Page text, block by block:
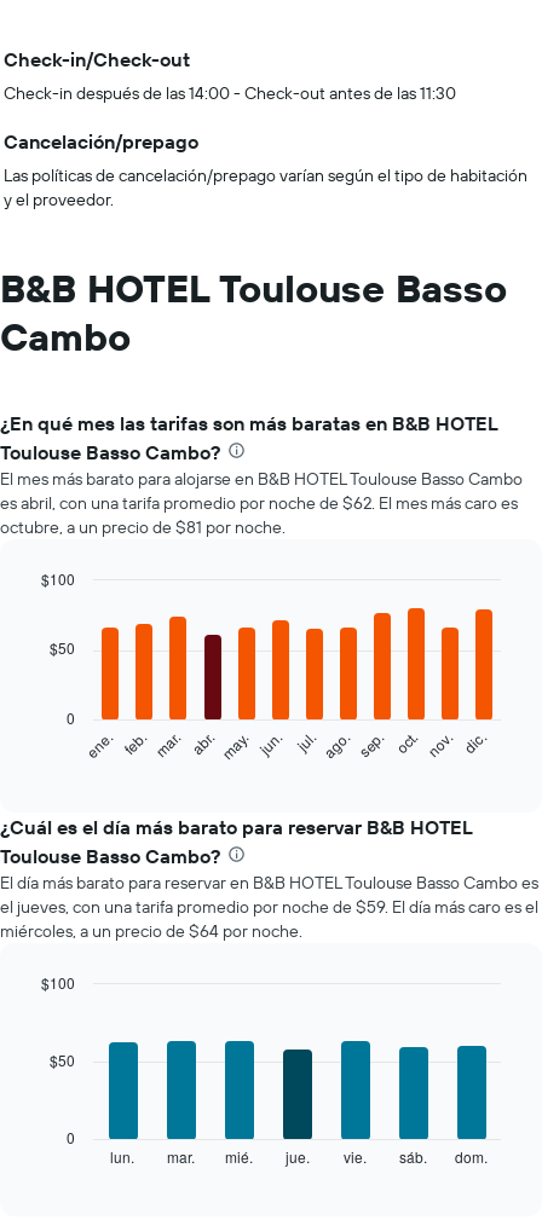
Check-in/Check-out
Check-in después de las 14:00 - Check-out antes de las 11:30
Cancelación/prepago
Las políticas de cancelación/prepago varían según el tipo de habitación
y el proveedor.
B&B HOTEL Toulouse Basso
Cambo
¿En qué mes las tarifas son más baratas en B&B HOTEL
Toulouse Basso Cambo?
El mes más barato para alojarse en B&B HOTEL Toulouse Basso Cambo
es abril, con una tarifa promedio por noche de $62. El mes más caro es
octubre, a un precio de $81 por noche.
with
siguiente
el
precio
promedio
de
una
habitación
mes
muestra
ene. feb. mar. abr. may. jun. jul. ago. sep. oct. nov. dic.
0
$50
$100
¿Cuál es el día más barato para reservar B&B HOTEL
Toulouse Basso Cambo?
El día más barato para reservar en B&B HOTEL Toulouse Basso Cambo es
el jueves, con una tarifa promedio por noche de $59. El día más caro es el
miércoles, a un precio de $64 por noche.
lun. mar. mié. jue. vie. sáb. dom.
0
$50
$100